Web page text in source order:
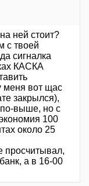
ней стоит?
с твоей
сигналка
КАСКА
меня вот щас
закрылся),
выше, но с
100
около 25
просчитывал,
а в 16-00